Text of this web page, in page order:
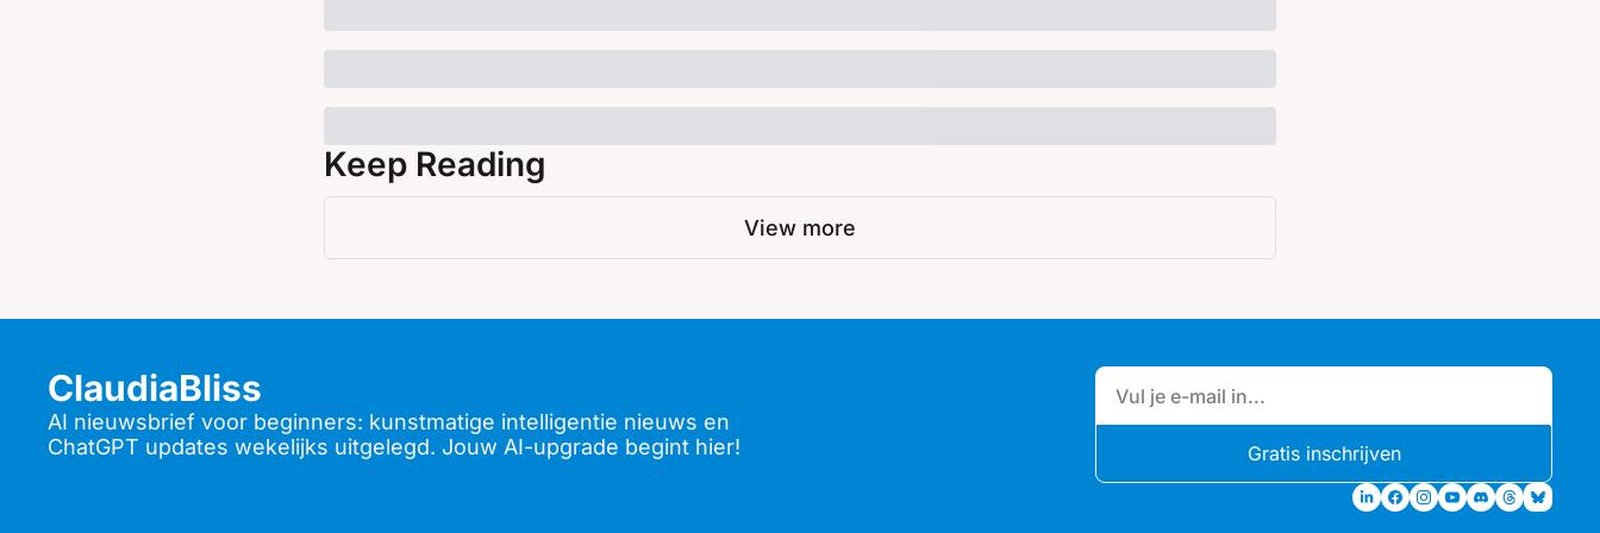
Keep Reading
View more
ClaudiaBliss
AI nieuwsbrief voor beginners: kunstmatige intelligentie nieuws en
ChatGPT updates wekelijks uitgelegd. Jouw AI-upgrade begint hier!
Gratis inschrijven